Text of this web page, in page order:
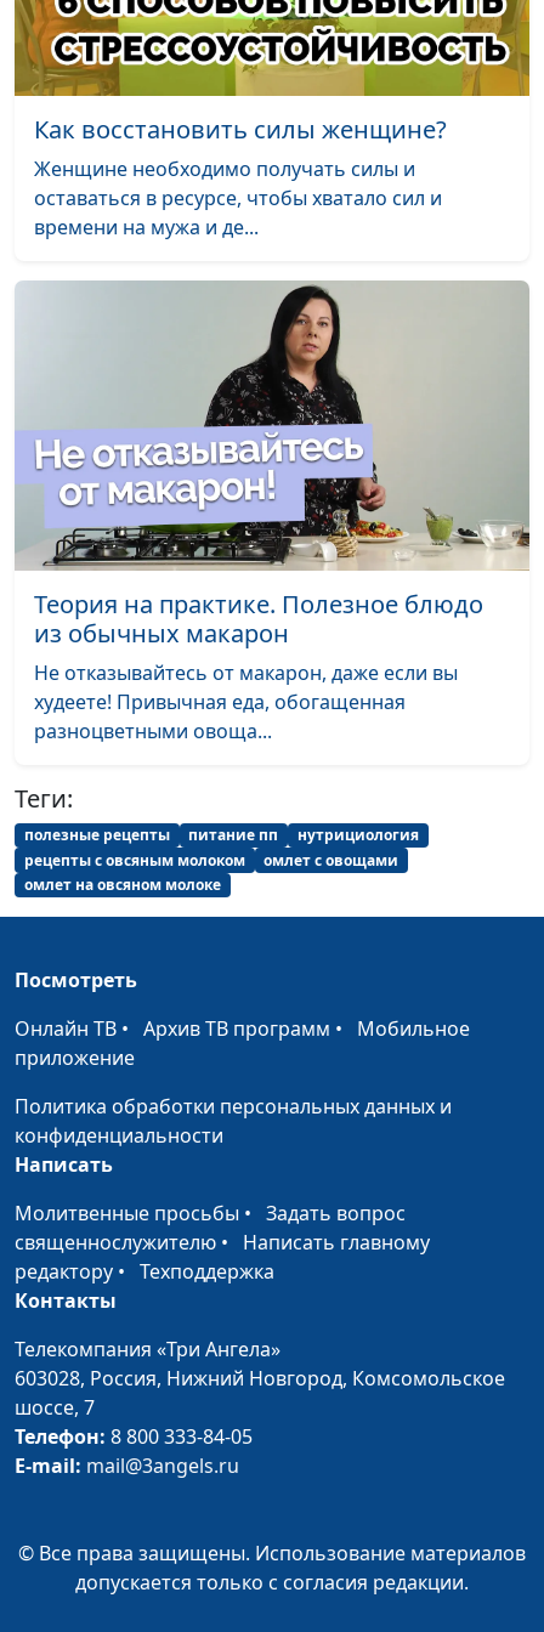
продуктов
разных цветов
модификации образа жизни
и немедикаментозному
оздоровлению
Что можно
проращивать?
Ирина Остапенко,
Как получить
проростки
Ирина Остапенко,
инструктор ЗОЖ
Чем полезны
Ирина Остапенко,
инструктор ЗОЖ
#215
Ирина Остапенко,
инструктор ЗОЖ
Польза ржи
Ирина Остапенко,
инструктор ЗОЖ
Польза гречки
Ирина Остапенко,
#212
Съедобные травы
Ирина Остапенко,
Воспаление
мочевого пузыря
Ирина Остапенко,
инструктор ЗОЖ
Воспаление
почек
инструктор ЗОЖ
Лечение водой с
помощью ванны
Ирина Остапенко,
инструктор ЗОЖ
бане
Польза русской
бани
Ирина Остапенко,
Планирование
питания
Ирина Остапенко,
инструктор ЗОЖ
энергетические
напитки
инструктор ЗОЖ
Растительное
Ожирение у
детей
Ирина Остапенко,
#202
Как достичь
идеального веса
Ирина Остапенко,
инструктор ЗОЖ
семени
инструктор ЗОЖ
Как восстановить силы женщине?
Женщине необходимо получать силы и
оставаться в ресурсе, чтобы хватало сил и
времени на мужа и де...
Теория на практике. Полезное блюдо
из обычных макарон
Не отказывайтесь от макарон, даже если вы
худеете! Привычная еда, обогащенная
разноцветными овоща...
Теги:
полезные рецепты питание пп
нутрициология
рецепты с овсяным молоком
омлет с овощами
омлет на овсяном молоке
Посмотреть
Онлайн ТВ • Архив ТВ программ • Мобильное
приложение
Политика обработки персональных данных и
конфиденциальности
Написать
Молитвенные просьбы • Задать вопрос
священнослужителю • Написать главному
редактору • Техподдержка
Контакты
Телекомпания «Три Ангела»
603028, Россия, Нижний Новгород, Комсомольское
шоссе, 7
Телефон: 8 800 333-84-05
E-mail: mail@3angels.ru
© Все права защищены. Использование материалов
допускается только с согласия редакции.